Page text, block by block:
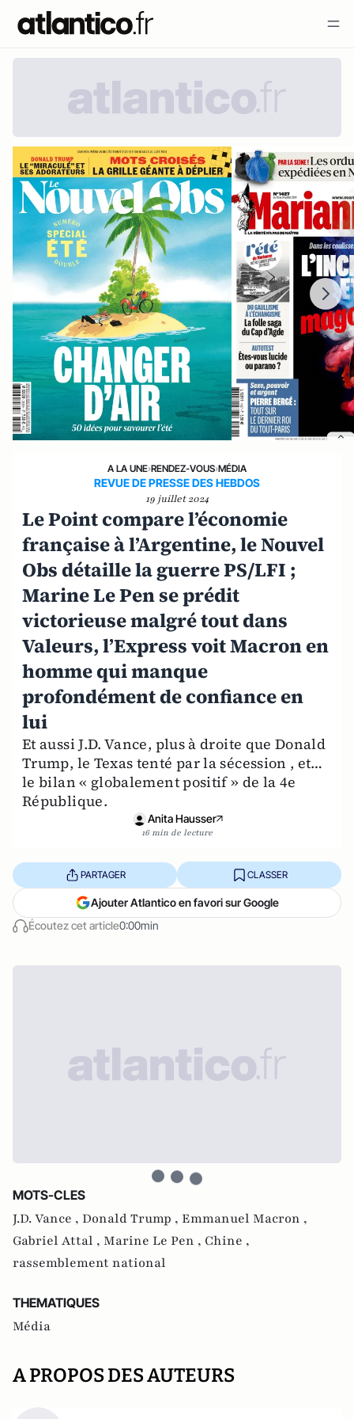
A LA UNE›RENDEZ-VOUS›MÉDIA
REVUE DE PRESSE DES HEBDOS
19 juillet 2024
Le Point compare l’économie
française à l’Argentine, le Nouvel
Obs détaille la guerre PS/LFI ;
Marine Le Pen se prédit
victorieuse malgré tout dans
Valeurs, l’Express voit Macron en
homme qui manque
profondément de confiance en
lui
Et aussi J.D. Vance, plus à droite que Donald
Trump, le Texas tenté par la sécession , et…
le bilan « globalement positif » de la 4e
République.
Anita Hausser
16 min de lecture
Écoutez cet article0:00min
PARTAGER CLASSER
Ajouter Atlantico en favori sur Google
MOTS-CLES
J.D. Vance , Donald Trump , Emmanuel Macron ,
Gabriel Attal , Marine Le Pen , Chine ,
rassemblement national
THEMATIQUES
Média
A PROPOS DES AUTEURS